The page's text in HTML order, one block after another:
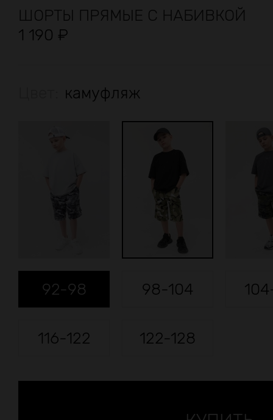
ШОРТЫ ПРЯМЫЕ С НАБИВКОЙ
1 190 ₽
камуфляж
92-98 98-104
116-122 122-128